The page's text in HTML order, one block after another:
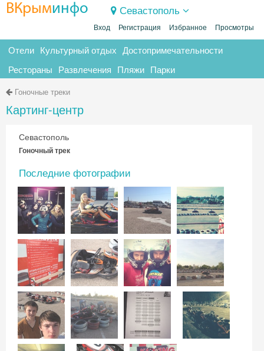
ВКрыминфо Севастополь
Вход Регистрация Избранное Просмотры
Отели Культурный отдых Достопримечательности
Рестораны Развлечения Пляжи Парки
Гоночные треки
Картинг-центр
Севастополь
Гоночный трек
Последние фотографии